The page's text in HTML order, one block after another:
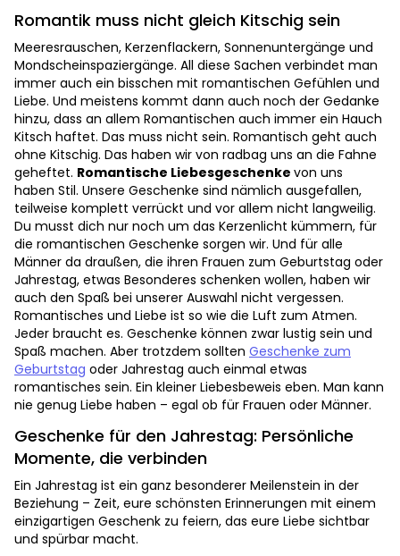
Romantik muss nicht gleich Kitschig sein
Meeresrauschen, Kerzenflackern, Sonnenuntergänge und
Mondscheinspaziergänge. All diese Sachen verbindet man
immer auch ein bisschen mit romantischen Gefühlen und
Liebe. Und meistens kommt dann auch noch der Gedanke
hinzu, dass an allem Romantischen auch immer ein Hauch
Kitsch haftet. Das muss nicht sein. Romantisch geht auch
ohne Kitschig. Das haben wir von radbag uns an die Fahne
geheftet. Romantische Liebesgeschenke von uns
haben Stil. Unsere Geschenke sind nämlich ausgefallen,
teilweise komplett verrückt und vor allem nicht langweilig.
Du musst dich nur noch um das Kerzenlicht kümmern, für
die romantischen Geschenke sorgen wir. Und für alle
Männer da draußen, die ihren Frauen zum Geburtstag oder
Jahrestag, etwas Besonderes schenken wollen, haben wir
auch den Spaß bei unserer Auswahl nicht vergessen.
Romantisches und Liebe ist so wie die Luft zum Atmen.
Jeder braucht es. Geschenke können zwar lustig sein und
Spaß machen. Aber trotzdem sollten Geschenke zum
Geburtstag oder Jahrestag auch einmal etwas
romantisches sein. Ein kleiner Liebesbeweis eben. Man kann
nie genug Liebe haben – egal ob für Frauen oder Männer.
Geschenke für den Jahrestag: Persönliche
Momente, die verbinden
Ein Jahrestag ist ein ganz besonderer Meilenstein in der
Beziehung – Zeit, eure schönsten Erinnerungen mit einem
einzigartigen Geschenk zu feiern, das eure Liebe sichtbar
und spürbar macht.